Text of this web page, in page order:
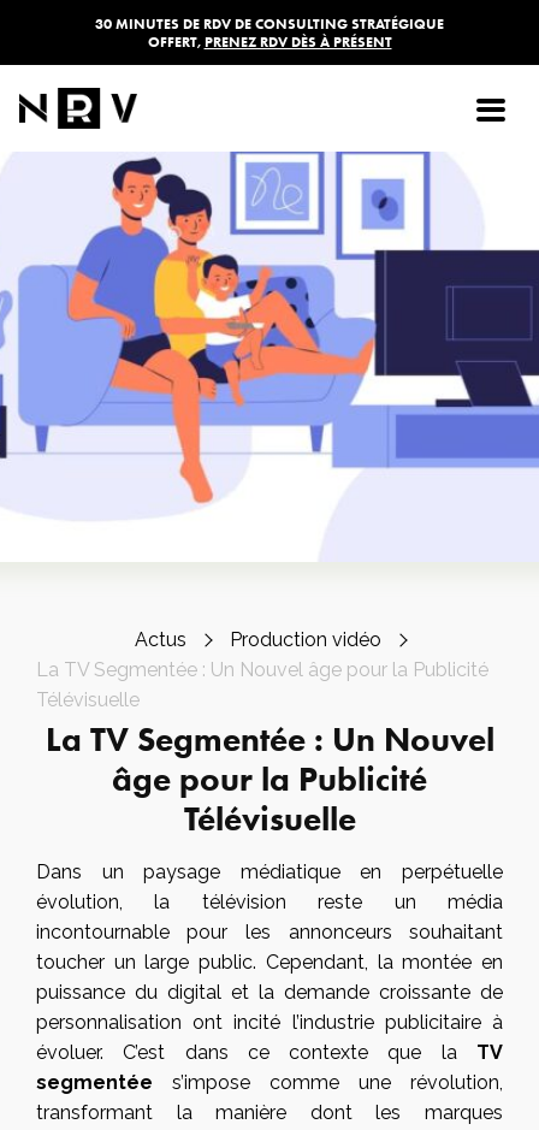
30 MINUTES DE RDV DE CONSULTING STRATÉGIQUE
OFFERT, PRENEZ RDV DÈS À PRÉSENT
Actus
Production vidéo
La TV Segmentée : Un Nouvel âge pour la Publicité
Télévisuelle
La TV Segmentée : Un Nouvel
âge pour la Publicité
Télévisuelle
Dans un paysage médiatique en perpétuelle
évolution, la télévision reste un média
incontournable pour les annonceurs souhaitant
toucher un large public. Cependant, la montée en
puissance du digital et la demande croissante de
personnalisation ont incité l’industrie publicitaire à
évoluer. C’est dans ce contexte que la TV
segmentée s’impose comme une révolution,
transformant la manière dont les marques